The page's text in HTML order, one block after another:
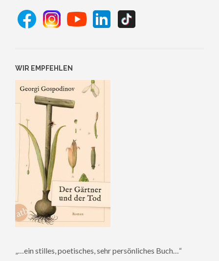
WIR EMPFEHLEN
„…ein stilles, poetisches, sehr persönliches Buch…“